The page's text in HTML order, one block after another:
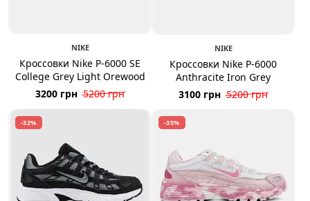
NIKE
Кроссовки Nike P-6000 SE
College Grey Light Orewood
3200 грн 5200 грн
NIKE
Кроссовки Nike P-6000
Anthracite Iron Grey
3100 грн 5200 грн
-32% -35%